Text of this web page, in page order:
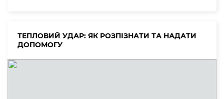
ТЕПЛОВИЙ УДАР: ЯК РОЗПІЗНАТИ ТА НАДАТИ
ДОПОМОГУ